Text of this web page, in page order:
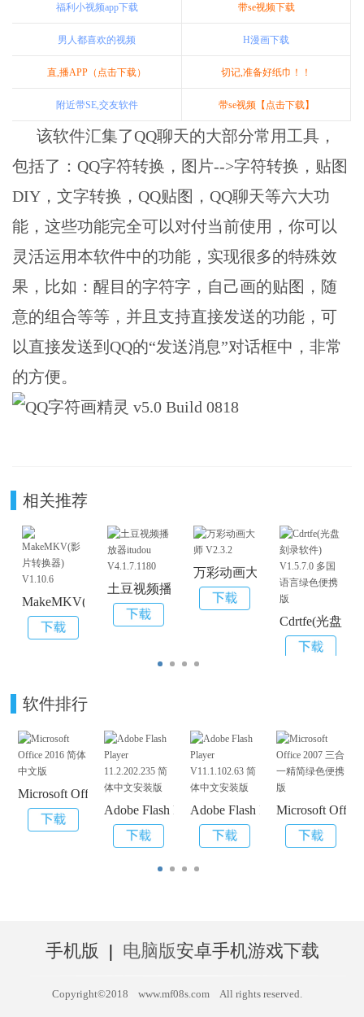
福利小视频app下载 带se视频下载
男人都喜欢的视频 H漫画下载
直,播APP（点击下载） 切记,准备好纸巾！！
附近带SE,交友软件 带se视频【点击下载】
该软件汇集了QQ聊天的大部分常用工具，
包括了：QQ字符转换，图片-->字符转换，贴图
DIY，文字转换，QQ贴图，QQ聊天等六大功
能，这些功能完全可以对付当前使用，你可以
灵活运用本软件中的功能，实现很多的特殊效
果，比如：醒目的字符字，自己画的贴图，随
意的组合等等，并且支持直接发送的功能，可
以直接发送到QQ的“发送消息”对话框中，非常
的方便。
相关推荐
MakeMKV(影片转换器) V1.10.6
土豆视频播放器itudou V4.1.7.1180
万彩动画大师 V2.3.2
Cdrtfe(光盘刻
软件排行
Microsoft Office 2016 简体中文版
Adobe Flash Player 11.2.202.235 简体中文安装
Adobe Flash PlayerMicrosoft
手机版 | 电脑版安卓手机游戏下载
Copyright©2018 www.mf08s.com All rights reserved.